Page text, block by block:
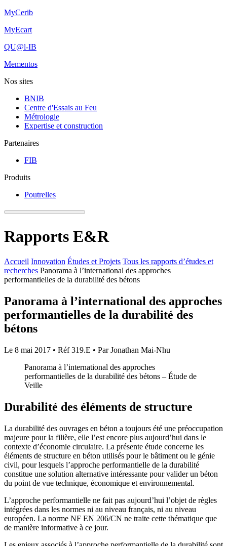
MyCerib
MyEcart
QU@l-IB
Mementos
Nos sites
BNIB
Centre d'Essais au Feu
Métrologie
Expertise et construction
Partenaires
FIB
Produits
Poutrelles
Rapports E&R
Accueil Innovation Études et Projets Tous les rapports d’études et
recherches Panorama à l’international des approches
performantielles de la durabilité des bétons
Panorama à l’international des approches
performantielles de la durabilité des
bétons
Le 8 mai 2017 • Réf 319.E • Par Jonathan Mai-Nhu
Panorama à l’international des approches
performantielles de la durabilité des bétons – Étude de
Veille
Durabilité des éléments de structure
La durabilité des ouvrages en béton a toujours été une préoccupation
majeure pour la filière, elle l’est encore plus aujourd’hui dans le
contexte d’économie circulaire. La présente étude concerne les
éléments de structure en béton utilisés pour le bâtiment ou le génie
civil, pour lesquels l’approche performantielle de la durabilité
constitue une solution alternative intéressante pour valider un béton
du point de vue technique, économique et environnemental.
L’approche performantielle ne fait pas aujourd’hui l’objet de règles
intégrées dans les normes ni au niveau français, ni au niveau
européen. La norme NF EN 206/CN ne traite cette thématique que
de manière informative à ce jour.